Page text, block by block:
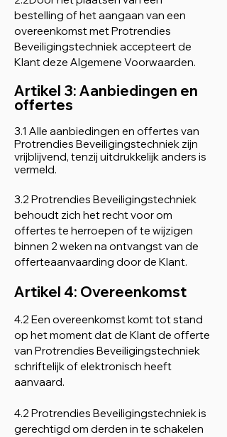
bestelling of het aangaan van een
overeenkomst met Protrendies
Beveiligingstechniek accepteert de
Klant deze Algemene Voorwaarden.
Artikel 3: Aanbiedingen en
offertes
3.1 Alle aanbiedingen en offertes van
Protrendies Beveiligingstechniek zijn
vrijblijvend, tenzij uitdrukkelijk anders is
vermeld.
3.2 Protrendies Beveiligingstechniek
behoudt zich het recht voor om
offertes te herroepen of te wijzigen
binnen 2 weken na ontvangst van de
offerteaanvaarding door de Klant.
Artikel 4: Overeenkomst
4.2 Een overeenkomst komt tot stand
op het moment dat de Klant de offerte
van Protrendies Beveiligingstechniek
schriftelijk of elektronisch heeft
aanvaard.
4.2 Protrendies Beveiligingstechniek is
gerechtigd om derden in te schakelen